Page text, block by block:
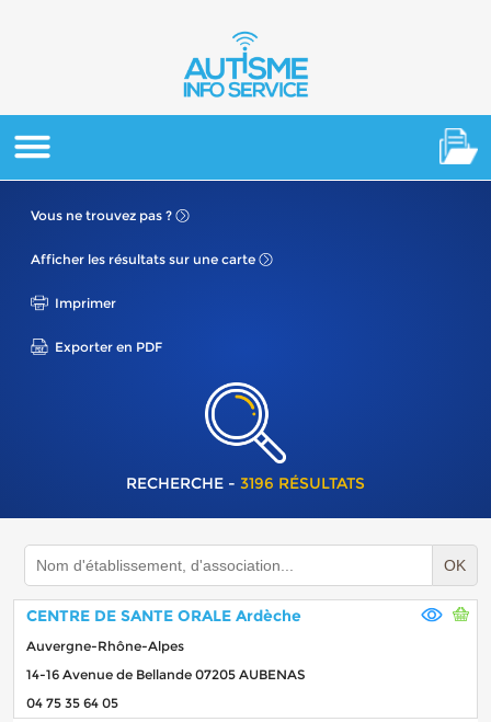
Vous ne trouvez pas ?
Afficher les résultats sur une carte
Imprimer
Exporter en PDF
RECHERCHE - 3196 RÉSULTATS
OK
CENTRE DE SANTE ORALE Ardèche
Auvergne-Rhône-Alpes
14-16 Avenue de Bellande 07205 AUBENAS
04 75 35 64 05